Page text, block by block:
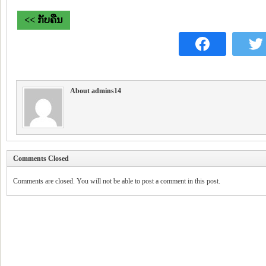
<< ກັບຄືນ
About admins14
Comments Closed
Comments are closed. You will not be able to post a comment in this post.